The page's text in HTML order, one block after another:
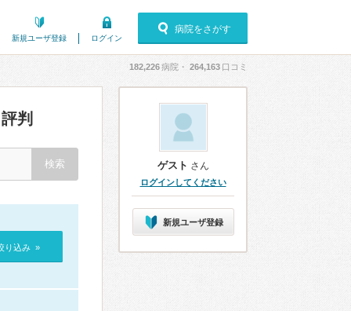
新規ユーザ登録 ログイン
病院をさがす
182,226病院・ 264,163 口コミ
判
り込み »
ゲスト さん
ログインしてください
新規ユーザ登録